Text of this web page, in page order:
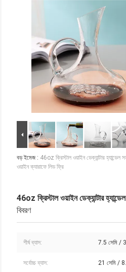
বড় ইমেজ : 46oz ক্রিস্টাল ওয়াইন ডেক্যান্টার
ওয়াইন ক্যারাফে লিড ফ্রি
46oz ক্রিস্টাল ওয়াইন ডেক্যান্টার
বিবরণ
শীর্ষ ব্যাস: 7.5 সেমি / 3
সর্বোচ্চ ব্যাস: 21 সেমি /